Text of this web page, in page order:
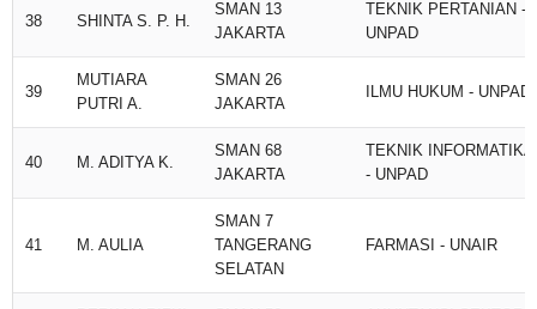
38 SHINTA S. P. H.
SMAN 13
JAKARTA
TEKNIK PERTANIAN -
UNPAD
39
MUTIARA
PUTRI A.
SMAN 26
JAKARTA
ILMU HUKUM - UNPAD
40 M. ADITYA K.
SMAN 68
JAKARTA
TEKNIK INFORMATIKA
- UNPAD
41 M. AULIA
SMAN 7
TANGERANG
SELATAN
FARMASI - UNAIR